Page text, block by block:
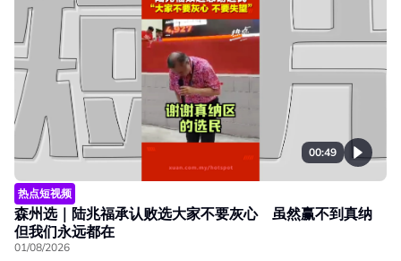
00:49
热点短视频
森州选｜陆兆福承认败选大家不要灰心 虽然赢不到真纳
但我们永远都在
01/08/2026